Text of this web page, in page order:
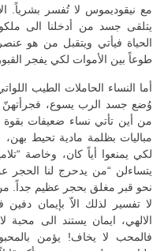
مع نيقوديموس لا تُفسر بشرياً.
يتلقى جسد من أدخلنا الى
الحياة فيأتي ويتقبل من هو
طوعاً بين الأموات لكي يفجر
أما النساء الحاملات الطيب
وُضع جسد الرب يسوع، فجرأتهنّ
من أين تأتي نساء ضعيفات بقوة
مباليات بظلمة مادية تحيط
لكي يمنعوا أياً كان، وخاصة
يتساءلن “من يدحرج لنا الحجر
نحو قبر مغلق بحجر عظيم جداً.
لا تفسير لذلك الاّ بإيمان
الالهي، ايمان يستند الى محبة
فالمحب لا يخاف! يؤمن